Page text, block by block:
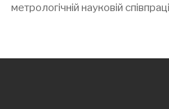
метрологічній науковій